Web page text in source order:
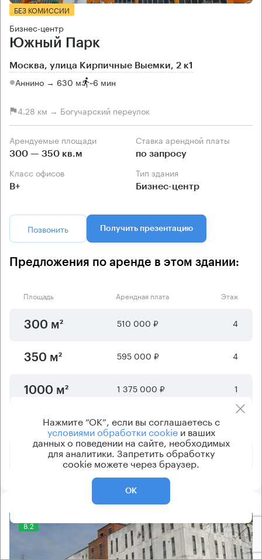
БЕЗ КОМИССИИ
Бизнес-центр
Южный Парк
Москва, улица Кирпичные Выемки, 2 к1
Аннино → 630 м ~6 мин
4.28 км → Богучарский переулок
Арендуемые площади
300 — 350 кв.м
Ставка арендной платы
по запросу
Класс офисов
B+
Тип здания
Бизнес-центр
Позвонить Получить презентацию
Предложения по аренде в этом здании:
Площадь Арендная плата Этаж
300 м² 510 000 ₽ 4
350 м² 595 000 ₽ 4
1000 м² 1 375 000 ₽ 1
1623 м² 2 046 870 ₽
2000 м² 2 750 000 ₽
8.2
Нажмите “ОК”, если вы соглашаетесь с
условиями обработки cookieи ваших
данных о поведении на сайте, необходимых
для аналитики. Запретить обработку
cookie можете через браузер.
ОК